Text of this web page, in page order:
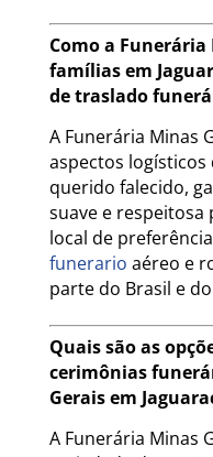
Como a
famílias em
de traslado
A Funerária Minas
aspectos
querido falecido,
suave e respeitosa
local de
funerario aéreo e
parte do Brasil e
Quais são as
cerimônias
Gerais em
A Funerária Minas